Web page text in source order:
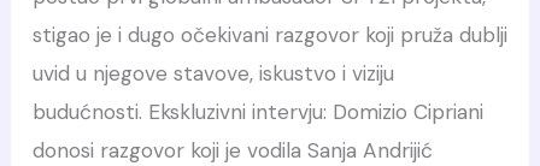
stigao je i dugo očekivani razgovor koji pruža dublji
uvid u njegove stavove, iskustvo i viziju
budućnosti. Ekskluzivni intervju: Domizio Cipriani
donosi razgovor koji je vodila Sanja Andrijić